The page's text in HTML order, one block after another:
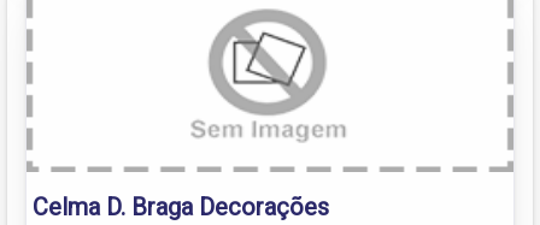
Celma D. Braga Decorações